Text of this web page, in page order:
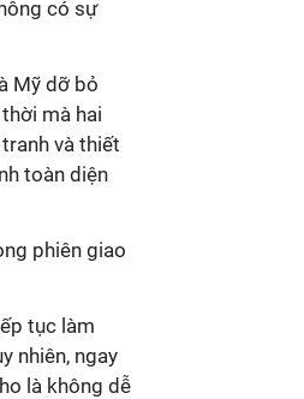
có sự
Mỹ dỡ bỏ
mà hai
và thiết
toàn diện
phiên giao
tục làm
nhiên, ngay
là không dễ